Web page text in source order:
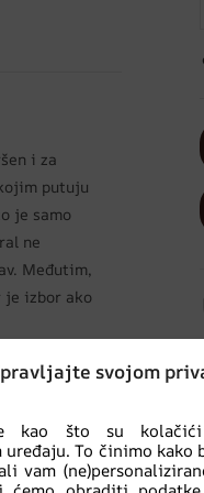
svojom
kao što su
To činimo kako
vam
i za
putuju
je samo
ne
Međutim,
je izbor ako
tapete,